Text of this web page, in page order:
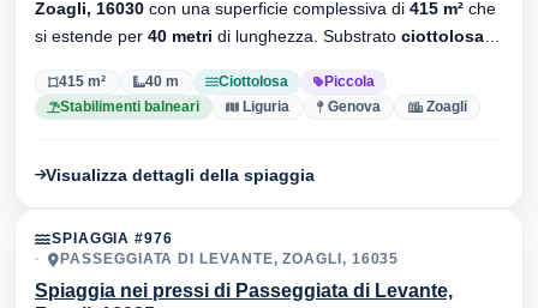
Zoagli, 16030 con una superficie complessiva di 415 m² che
si estende per 40 metri di lunghezza. Substrato ciottolosa,
sono presenti stabilimenti balneari.
415 m² 40 m Ciottolosa
Piccola
Stabilimenti balneari
Liguria Genova Zoagli
Visualizza dettagli della spiaggia
SPIAGGIA #976
PASSEGGIATA DI LEVANTE, ZOAGLI, 16035
Spiaggia nei pressi di Passeggiata di Levante,